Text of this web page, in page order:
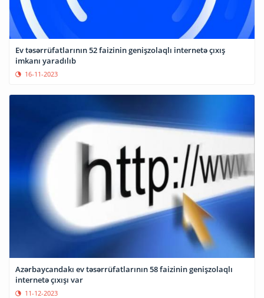
Ev təsərrüfatlarının 52 faizinin genişzolaqlı internetə çıxış
imkanı yaradılıb
16-11-2023
Azərbaycandakı ev təsərrüfatlarının 58 faizinin genişzolaqlı
internetə çıxışı var
11-12-2023